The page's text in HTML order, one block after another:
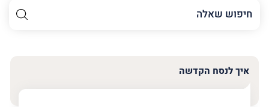
השם
שלך
איך לנסח הקדשה